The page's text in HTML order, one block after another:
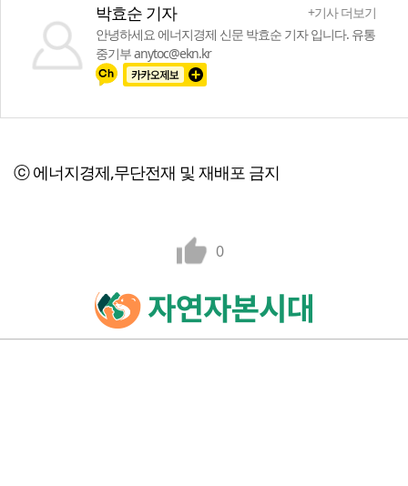
박효순 기자
+기사 더보기
안녕하세요 에너지경제 신문 박효순 기자 입니다. 유통
중기부 anytoc@ekn.kr
ⓒ 에너지경제,무단전재 및 재배포 금지
0